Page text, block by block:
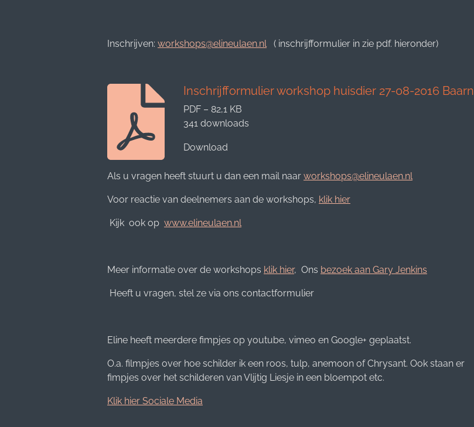
Inschrijven: workshops@elineulaen.nl ( inschrijfformulier in zie pdf. hieronder)
Inschrijfformulier workshop huisdier 27-08-2016 Baarn
PDF – 82,1 KB
341 downloads
Download
Als u vragen heeft stuurt u dan een mail naar workshops@elineulaen.nl
Voor reactie van deelnemers aan de workshops, klik hier
Kijk ook op www.elineulaen.nl
Meer informatie over de workshops klik hier, Ons bezoek aan Gary Jenkins
Heeft u vragen, stel ze via ons contactformulier
Eline heeft meerdere fimpjes op youtube, vimeo en Google+ geplaatst.
O.a. filmpjes over hoe schilder ik een roos, tulp, anemoon of Chrysant. Ook staan er
fimpjes over het schilderen van Vlijtig Liesje in een bloempot etc.
Klik hier Sociale Media